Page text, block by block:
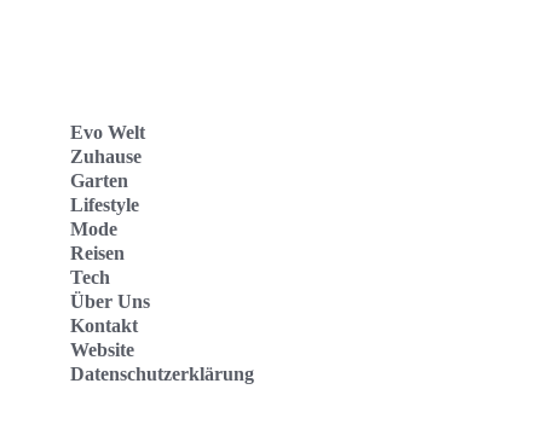
Evo Welt
Zuhause
Garten
Lifestyle
Mode
Reisen
Tech
Über Uns
Kontakt
Website
Datenschutzerklärung